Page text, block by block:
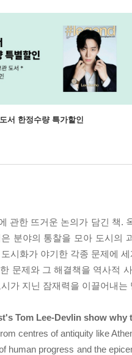
서 한정수량 특가할인
관한 뜨거운 논의가 담긴 책
분야의 통찰을 모아 도시의
시화가 야기한 각종 문제에
문제와 그 해결책을 역사적
가 지닌 잠재력을 이끌어내는
Tom Lee-Devlin show
centres of antiquity like
human progress and the